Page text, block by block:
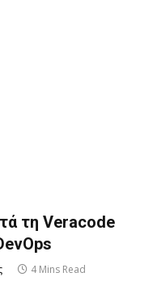
τη Veracode
4 Mins Read